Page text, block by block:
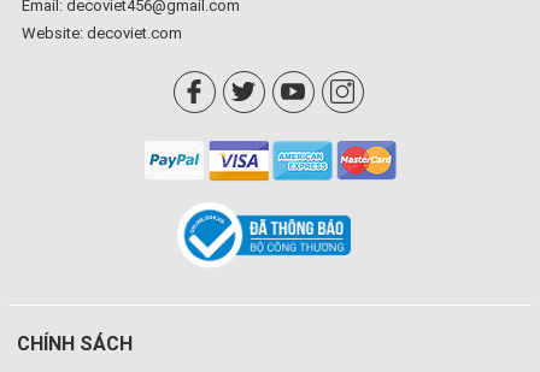
Email: decoviet456@gmail.com
Website: decoviet.com
CHÍNH SÁCH